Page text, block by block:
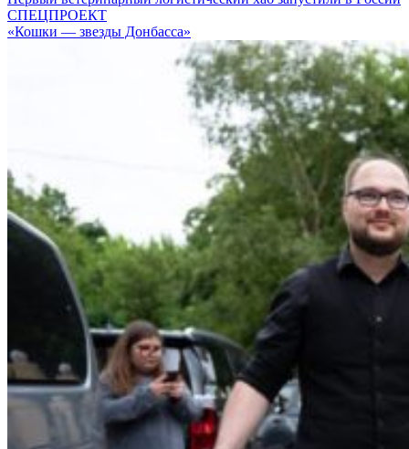
СПЕЦПРОЕКТ
«Кошки — звезды Донбасса»